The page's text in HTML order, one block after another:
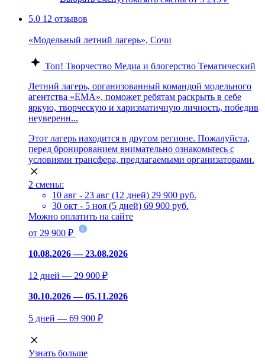
5.0 12 отзывов
«Модельный летний лагерь», Сочи
Топ! Творчество Медиа и блогерство Тематический
Летний лагерь, организованный командой модельного
агентства «EMA», поможет ребятам раскрыть в себе
яркую, творческую и харизматичную личность, победив
неуверенн...
Этот лагерь находится в другом регионе. Пожалуйста,
перед бронированием внимательно ознакомьтесь с
условиями трансфера, предлагаемыми организаторами.
2 смены:
10 авг - 23 авг (12 дней) 29 900 руб.
30 окт - 5 ноя (5 дней) 69 900 руб.
Можно оплатить на сайте
от 29 900 ₽
10.08.2026 — 23.08.2026
12 дней — 29 900 ₽
30.10.2026 — 05.11.2026
5 дней — 69 900 ₽
Узнать больше